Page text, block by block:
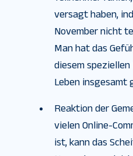
versagt haben,
November nicht
Man hat das
diesem speziellen
Leben insgesamt
Reaktion der
vielen Online-
ist, kann das